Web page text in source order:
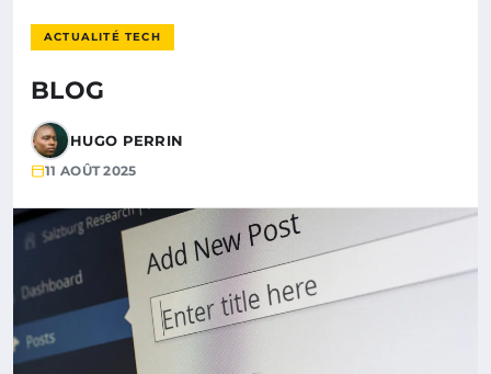
ACTUALITÉ TECH
BLOG
HUGO PERRIN
11 AOÛT 2025